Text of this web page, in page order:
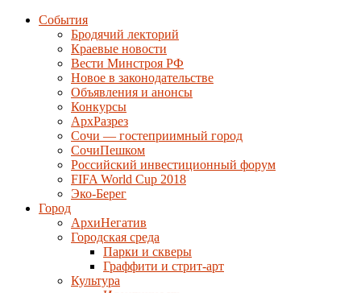
События
Бродячий лекторий
Краевые новости
Вести Минстроя РФ
Новое в законодательстве
Объявления и анонсы
Конкурсы
АрхРазрез
Сочи — гостеприимный город
СочиПешком
Российский инвестиционный форум
FIFA World Cup 2018
Эко-Берег
Город
АрхиНегатив
Городская среда
Парки и скверы
Граффити и стрит-арт
Культура